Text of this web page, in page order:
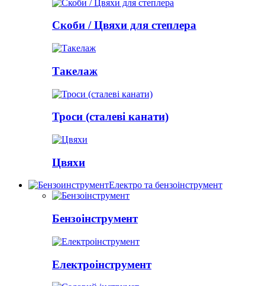
Скоби / Цвяхи для степлера
Такелаж
Троси (сталеві канати)
Цвяхи
Електро та бензоінструмент
Бензоінструмент
Електроінструмент